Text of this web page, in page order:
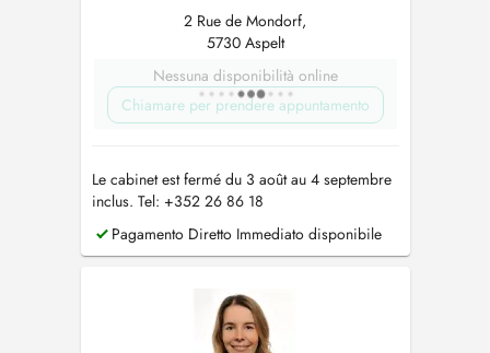
2 Rue de Mondorf,
5730 Aspelt
Nessuna disponibilità online
Chiamare per prendere appuntamento
Le cabinet est fermé du 3 août au 4 septembre
inclus. Tel: +352 26 86 18
Pagamento Diretto Immediato disponibile